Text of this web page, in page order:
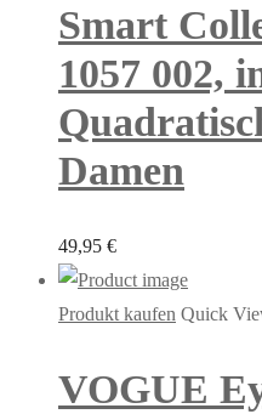
Smart
1057 002,
Damen
49,95 €
Produkt kaufen Quick
VOGUE